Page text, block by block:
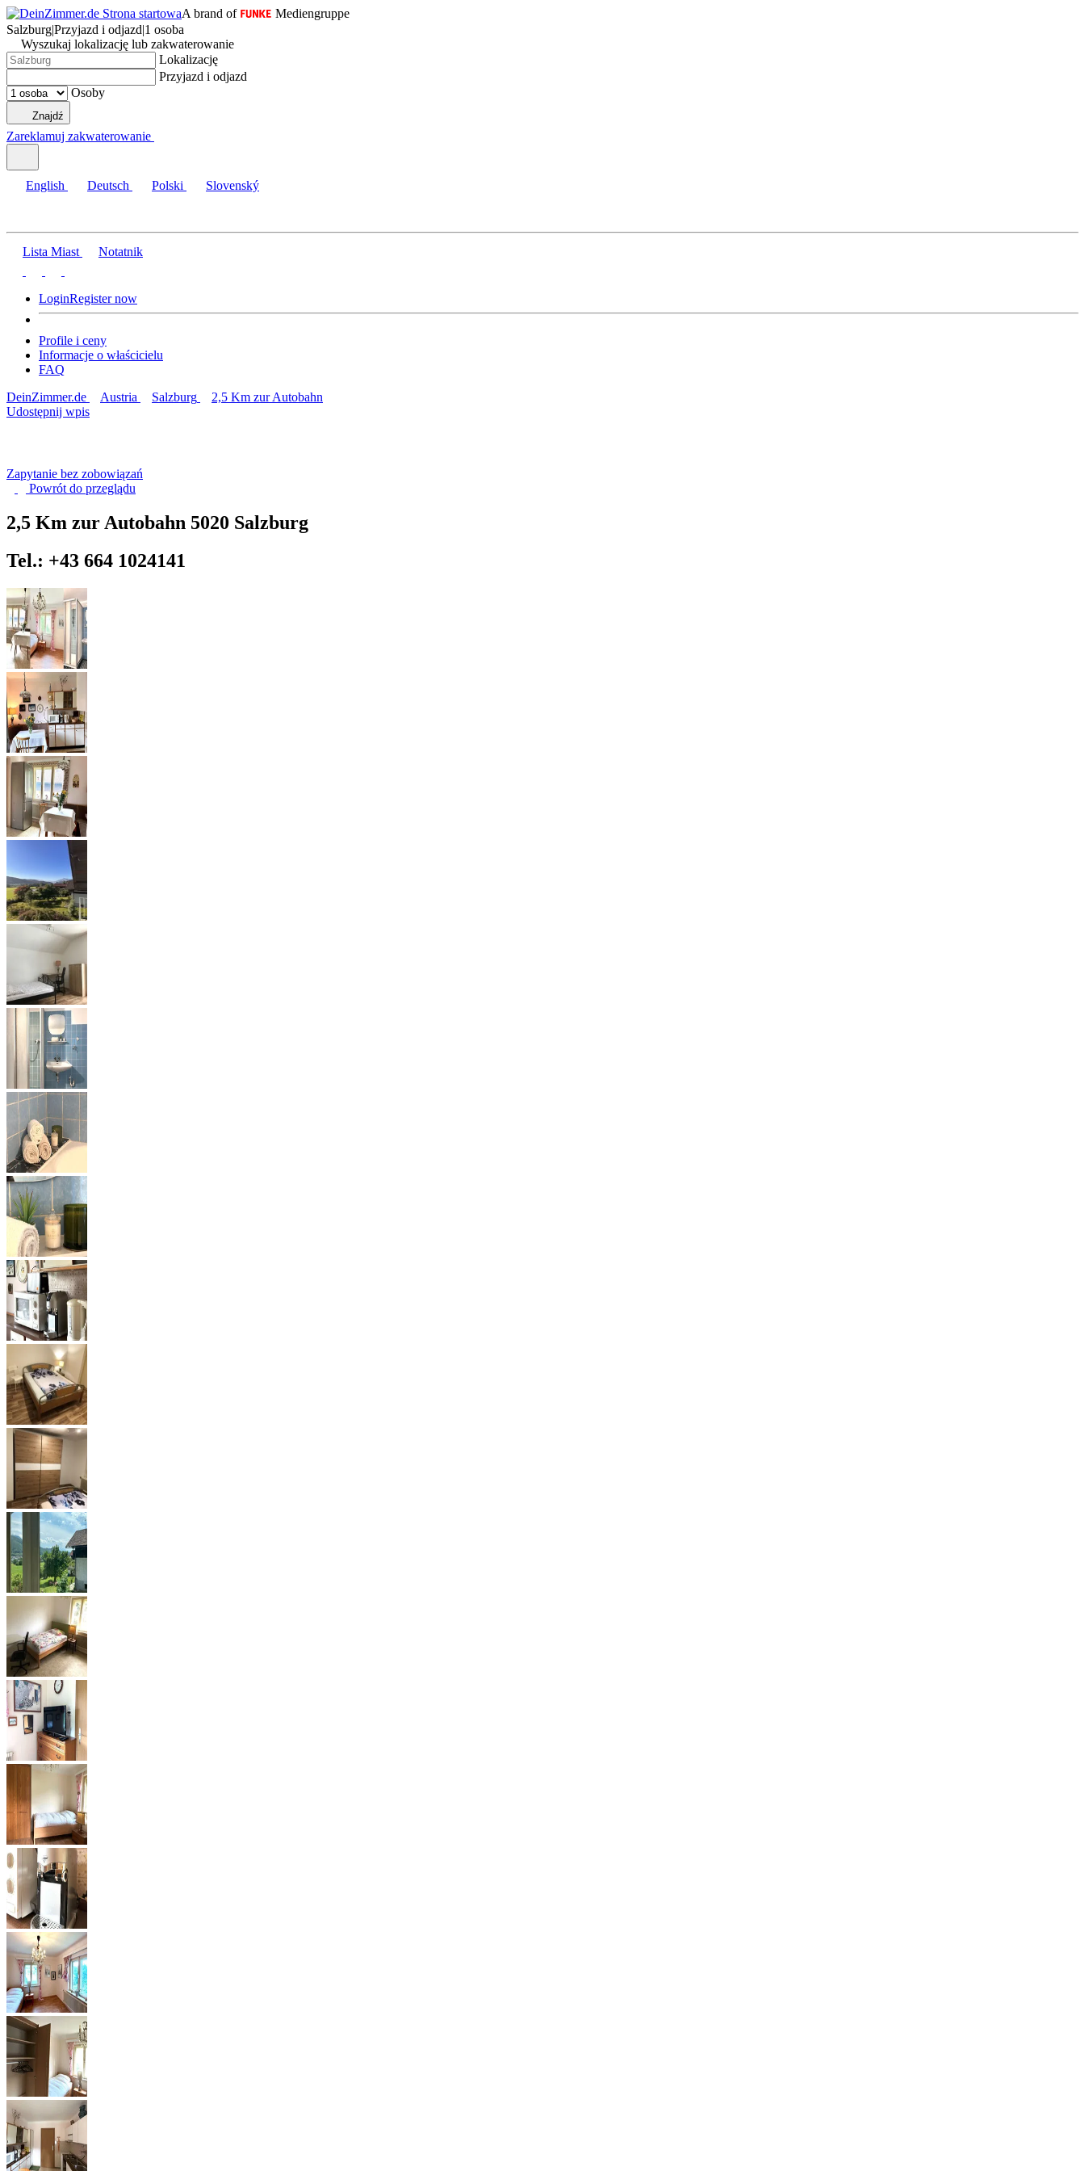
A brand of
Mediengruppe
Salzburg|Przyjazd i odjazd|1 osoba
Wyszukaj lokalizację lub zakwaterowanie
Lokalizację
Przyjazd i odjazd
Osoby
Znajdź
Zareklamuj zakwaterowanie
English Deutsch Polski Slovenský
Lista Miast Notatnik
LoginRegister now
Profile i ceny
Informacje o właścicielu
FAQ
DeinZimmer.de
Austria Salzburg
2,5 Km zur Autobahn
Udostępnij wpis
Zapytanie bez zobowiązań
Powrót do przeglądu
2,5 Km zur Autobahn 5020 Salzburg
Tel.: +43 664 1024141